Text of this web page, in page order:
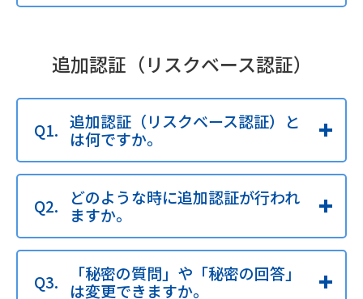
追加認証（リスクベース認証）
追加認証（リスクベース認証）と
は何ですか。
どのような時に追加認証が行われ
ますか。
「秘密の質問」や「秘密の回答」
は変更できますか。